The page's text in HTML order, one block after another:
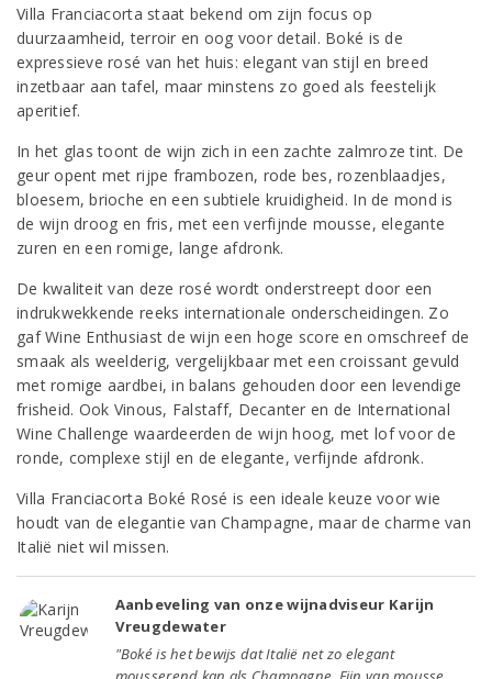
Villa Franciacorta staat bekend om zijn focus op
duurzaamheid, terroir en oog voor detail. Boké is de
expressieve rosé van het huis: elegant van stijl en breed
inzetbaar aan tafel, maar minstens zo goed als feestelijk
aperitief.
In het glas toont de wijn zich in een zachte zalmroze tint. De
geur opent met rijpe frambozen, rode bes, rozenblaadjes,
bloesem, brioche en een subtiele kruidigheid. In de mond is
de wijn droog en fris, met een verfijnde mousse, elegante
zuren en een romige, lange afdronk.
De kwaliteit van deze rosé wordt onderstreept door een
indrukwekkende reeks internationale onderscheidingen. Zo
gaf Wine Enthusiast de wijn een hoge score en omschreef de
smaak als weelderig, vergelijkbaar met een croissant gevuld
met romige aardbei, in balans gehouden door een levendige
frisheid. Ook Vinous, Falstaff, Decanter en de International
Wine Challenge waardeerden de wijn hoog, met lof voor de
ronde, complexe stijl en de elegante, verfijnde afdronk.
Villa Franciacorta Boké Rosé is een ideale keuze voor wie
houdt van de elegantie van Champagne, maar de charme van
Italië niet wil missen.
Aanbeveling van onze wijnadviseur Karijn
Vreugdewater
"Boké is het bewijs dat Italië net zo elegant